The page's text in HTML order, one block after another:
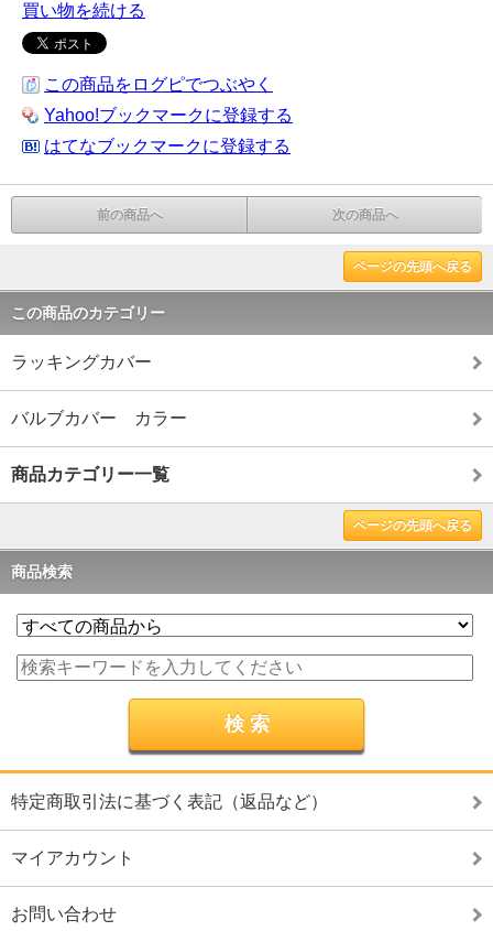
買い物を続ける
この商品をログピでつぶやく
Yahoo!ブックマークに登録する
はてなブックマークに登録する
前の商品へ 次の商品へ
ページの先頭へ戻る
この商品のカテゴリー
ラッキングカバー
バルブカバー カラー
商品カテゴリー一覧
ページの先頭へ戻る
商品検索
特定商取引法に基づく表記（返品など）
マイアカウント
お問い合わせ